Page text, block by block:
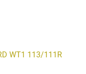
WT1 113/111R